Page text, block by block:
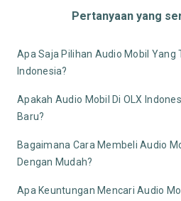
Pertanyaan yang
Apa Saja Pilihan Audio Mobil Yang
Indonesia?
Apakah Audio Mobil Di OLX
Baru?
Bagaimana Cara Membeli Audio
Dengan Mudah?
Apa Keuntungan Mencari Audio